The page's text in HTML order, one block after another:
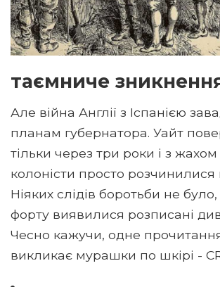
таємниче
Але війна Англії з Іспанією
планам губернатора. Уайт
тільки через три роки і з
колоністи просто розчинилися
Ніяких слідів боротьби не було,
форту виявилися розписані
Чесно кажучи, одне
викликає мурашки по шкірі -